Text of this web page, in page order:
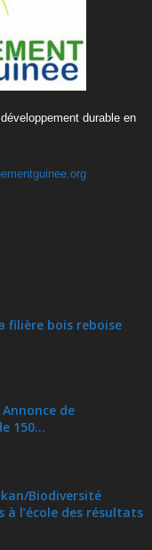
durable en
filière bois reboise
de
150...
Biodiversité
à l’école des résultats